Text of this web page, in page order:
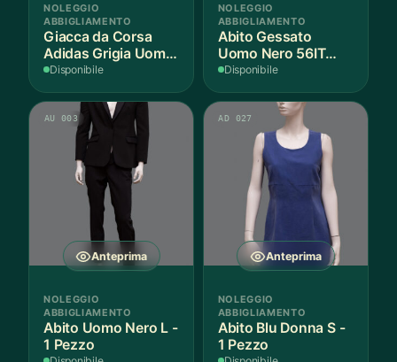
NOLEGGIO
ABBIGLIAMENTO
Giacca da Corsa
Adidas Grigia Uomo
L IT - 1 Pezzo
Disponibile
NOLEGGIO
ABBIGLIAMENTO
Abito Gessato
Uomo Nero 56IT
Lana - 1 Pezzo
Disponibile
Anteprima
AU 003
NOLEGGIO
ABBIGLIAMENTO
Abito Uomo Nero L -
1 Pezzo
Anteprima
AD 027
NOLEGGIO
ABBIGLIAMENTO
Abito Blu Donna S -
1 Pezzo